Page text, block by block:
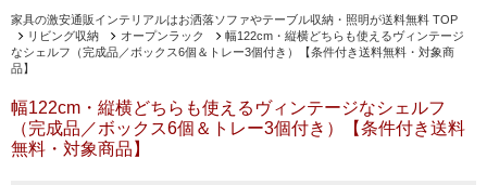
家具の激安通販インテリアルはお洒落ソファやテーブル収納・照明が送料無料 TOP
リビング収納
オープンラック
幅122cm・縦横どちらも使えるヴィンテージ
なシェルフ（完成品／ボックス6個＆トレー3個付き）【条件付き送料無料・対象商
品】
幅122cm・縦横どちらも使えるヴィンテージなシェルフ
（完成品／ボックス6個＆トレー3個付き）【条件付き送料
無料・対象商品】